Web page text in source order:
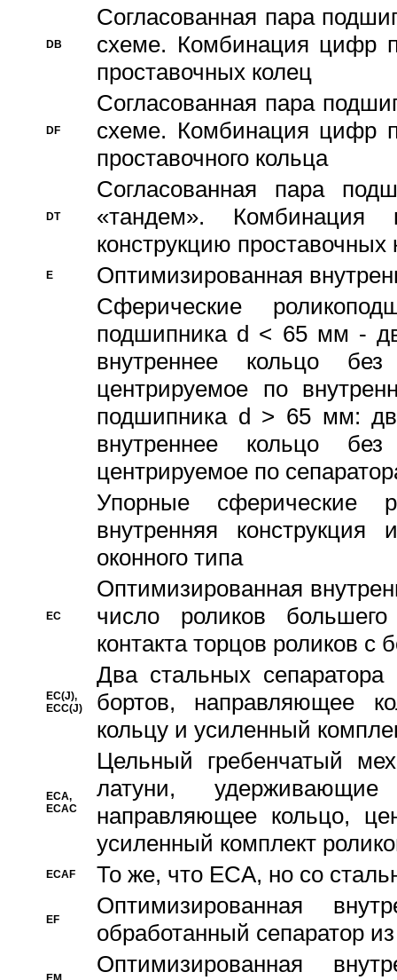
DB
Согласованная пара
схеме. Комбинация цифр
проставочных колец
DF
Согласованная пара
схеме. Комбинация цифр
проставочного кольца
DT
Согласованная пара
«тандем».
конструкцию проставочных
E
Оптимизированная
Сферические
подшипника d < 65 мм -
внутреннее кольцо
центрируемое по
подшипника d > 65 мм:
внутреннее кольцо
центрируемое по
Упорные сферические
внутренняя
оконного типа
EC
Oптимизированная
число роликов
контакта торцов роликов с
EC(J),
ECC(J)
Два стальных сепаратора
бортов, направляющее
кольцу и усиленный
ECA,
ECAC
Цельный гребенчатый
латуни,
направляющее кольцо,
усиленный комплект
ECAF То же, что ECA, но со
EF
Оптимизированная
обработанный сепаратор
Оптимизированная